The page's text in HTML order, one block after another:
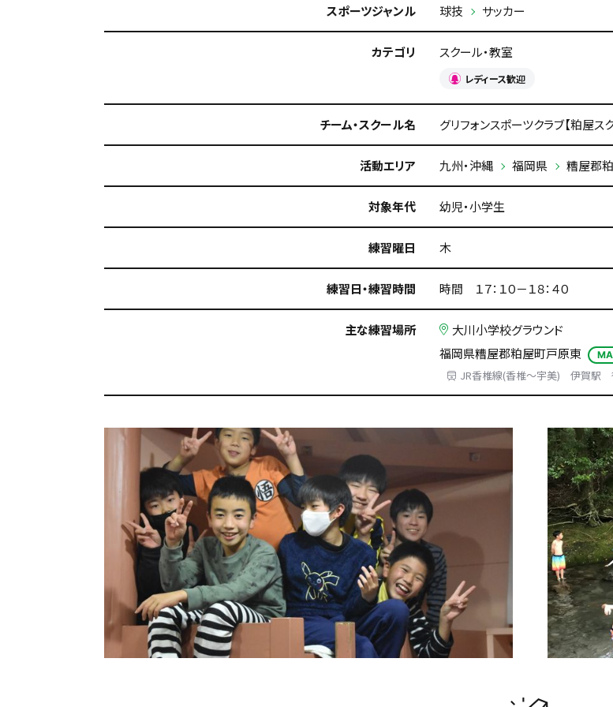
スポーツジャンル 球技 サッカー
カテゴリ スクール・教室
レディース歓迎
チーム・スクール名 グリフォンスポーツクラブ【粕屋ス
活動エリア 九州・沖縄 福岡県 糟屋郡
対象年代 幼児・小学生
練習曜日 木
練習日・練習時間 時間 １７：１０－１８：４０
主な練習場所
大川小学校グラウンド
福岡県糟屋郡粕屋町戸原東
JR香椎線(香椎～宇美) 伊賀駅